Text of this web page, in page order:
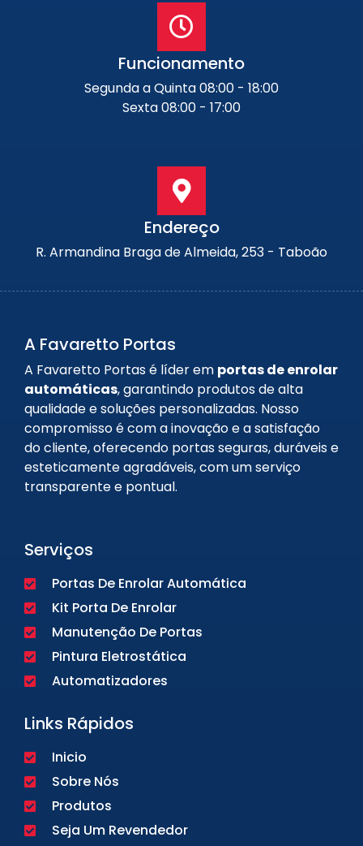
Funcionamento
Segunda a Quinta 08:00 - 18:00
Sexta 08:00 - 17:00
Endereço
R. Armandina Braga de Almeida, 253 - Taboão
A Favaretto Portas
A Favaretto Portas é líder em portas de enrolar
automáticas, garantindo produtos de alta
qualidade e soluções personalizadas. Nosso
compromisso é com a inovação e a satisfação
do cliente, oferecendo portas seguras, duráveis e
esteticamente agradáveis, com um serviço
transparente e pontual.
Serviços
Portas De Enrolar Automática
Kit Porta De Enrolar
Manutenção De Portas
Pintura Eletrostática
Automatizadores
Links Rápidos
Inicio
Sobre Nós
Produtos
Seja Um Revendedor